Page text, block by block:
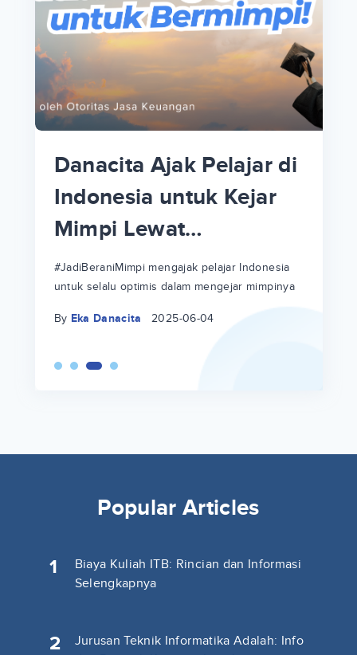
Danacita Ajak Pelajar di
Indonesia untuk Kejar
Mimpi Lewat
#JadiBeraniMimpi
#JadiBeraniMimpi mengajak pelajar Indonesia
untuk selalu optimis dalam mengejar mimpinya
By Eka Danacita 2025-06-04
Popular Articles
1
Biaya Kuliah ITB: Rincian dan Informasi
Selengkapnya
2
Jurusan Teknik Informatika Adalah: Info